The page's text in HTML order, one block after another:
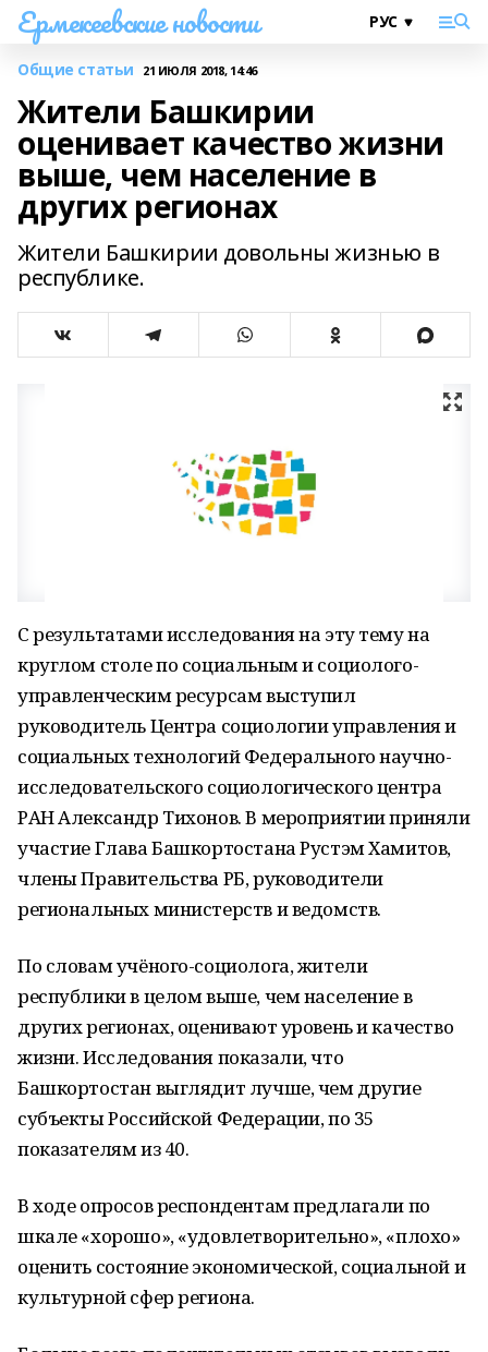
Ермекеевские новости
Общие статьи 21 ИЮЛЯ 2018, 14:46
Жители Башкирии
оценивает качество жизни
выше, чем население в
других регионах
Жители Башкирии довольны жизнью в
республике.
С результатами исследования на эту тему на
круглом столе по социальным и социолого-
управленческим ресурсам выступил
руководитель Центра социологии управления и
социальных технологий Федерального научно-
исследовательского социологического центра
РАН Александр Тихонов. В мероприятии приняли
участие Глава Башкортостана Рустэм Хамитов,
члены Правительства РБ, руководители
региональных министерств и ведомств.
По словам учёного-социолога, жители
республики в целом выше, чем население в
других регионах, оценивают уровень и качество
жизни. Исследования показали, что
Башкортостан выглядит лучше, чем другие
субъекты Российской Федерации, по 35
показателям из 40.
В ходе опросов респондентам предлагали по
шкале «хорошо», «удовлетворительно», «плохо»
оценить состояние экономической, социальной и
культурной сфер региона.